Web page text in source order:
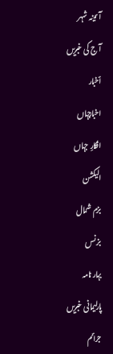
آئینہ شہر
آج کی خبریں
أخبار
اخبارجہاں
افکارِ جہاں
الیکشن
بزم شمال
بزنس
بہار نامہ
پارلیمانی خبریں
جرائم